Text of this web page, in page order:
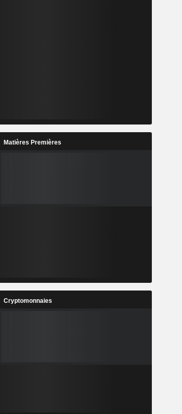
Matières Premières
Cryptomonnaies